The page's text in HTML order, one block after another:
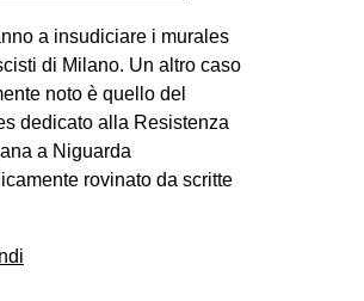
tw
ms
SEARCH
a insudiciare i murales
di Milano. Un altro caso
noto è quello del
dedicato alla Resistenza
a Niguarda
rovinato da scritte